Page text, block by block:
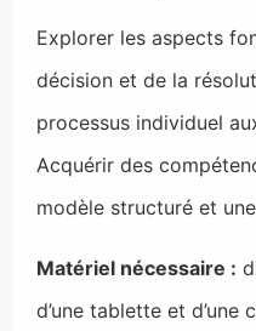
Explorer les aspects
décision et de la
processus individuel
Acquérir des
modèle structuré et
Matériel nécessaire :
d’une tablette et d’une